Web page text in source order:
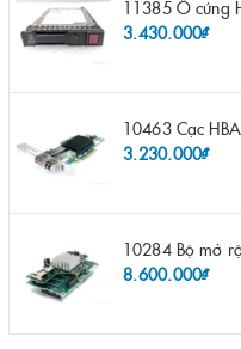
3.430.000₫
3.230.000₫
8.600.000₫